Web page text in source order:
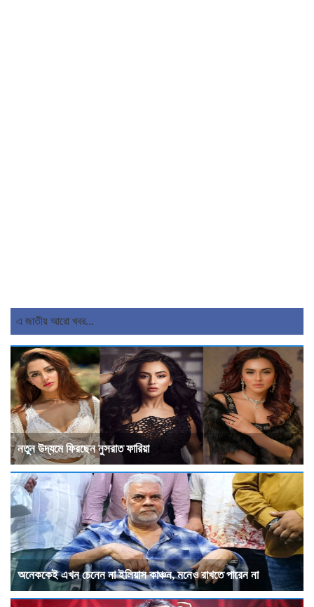
এ জাতীয় আরো খবর...
নতুন উদ্যমে ফিরছেন নুসরাত ফারিয়া
অনেককেই এখন চেনেন না ইলিয়াস কাঞ্চন, মনেও রাখতে পারেন না